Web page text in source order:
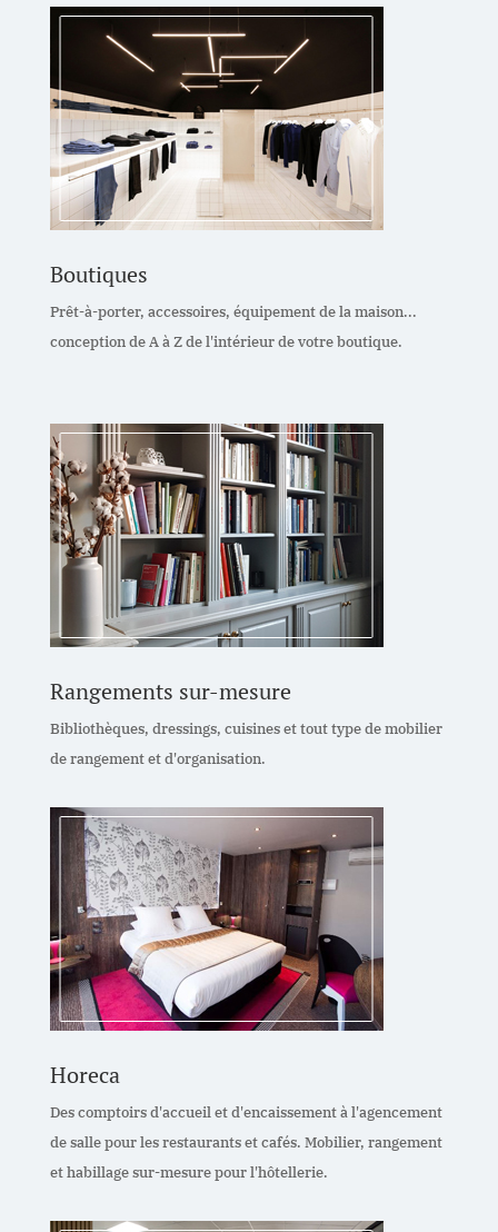
Boutiques
Prêt-à-porter, accessoires, équipement de la maison...
conception de A à Z de l'intérieur de votre boutique.
Rangements sur-mesure
Bibliothèques, dressings, cuisines et tout type de mobilier
de rangement et d'organisation.
Horeca
Des comptoirs d'accueil et d'encaissement à l'agencement
de salle pour les restaurants et cafés. Mobilier, rangement
et habillage sur-mesure pour l'hôtellerie.